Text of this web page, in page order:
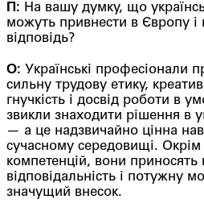
П: На вашу думку, що
можуть привнести в Європу
відповідь?
О: Українські професіонали
сильну трудову етику,
гнучкість і досвід роботи в
звикли знаходити рішення в
— а це надзвичайно цінна
сучасному середовищі.
компетенцій, вони приносять
відповідальність і потужну
значущий внесок.